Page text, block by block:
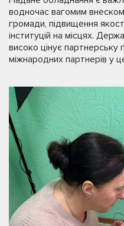
водночас вагомим
громади, підвищення
інституцій на місцях.
високо цінує партнерську
міжнародних партнерів у